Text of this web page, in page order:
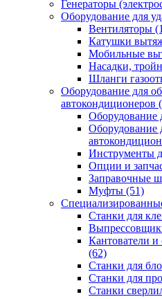
Генераторы
Оборудование для
Вентиляторы
Катушки
Мобильные
Насадки,
Шланги
Оборудование для
автокондиционеров
Оборудование
Оборудование
Инструменты
Опции и
Заправочные
Муфты (51)
Станки для
Кантователи и
(62)
Станки для
Станки для
Станки